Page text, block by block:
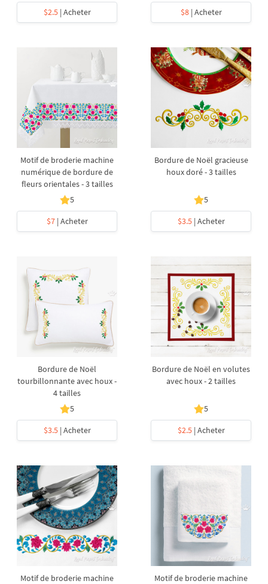
$2.5| Acheter
$8| Acheter
Motif de broderie machine
numérique de bordure de
fleurs orientales - 3 tailles
5
$7| Acheter
Bordure de Noël gracieuse
houx doré - 3 tailles
5
$3.5| Acheter
Bordure de Noël
tourbillonnante avec houx -
4 tailles
5
$3.5| Acheter
Bordure de Noël en volutes
avec houx - 2 tailles
5
$2.5| Acheter
Motif de broderie machine Motif de broderie machine